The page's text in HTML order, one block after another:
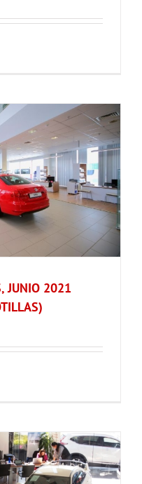
JUNIO 2021